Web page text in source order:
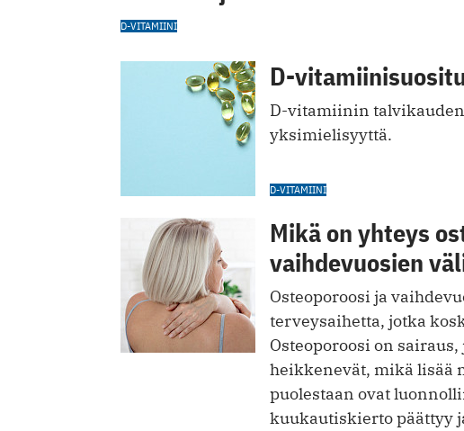
D-VITAMIINI
D-
D-vitamiinin
yksimielisyyttä.
D-VITAMIINI
Mikä on yhteys
vaihdevuosien
Osteoporoosi ja
terveysaihetta, jotka
Osteoporoosi on
heikkenevät, mikä lisää
puolestaan ovat
kuukautiskierto päättyy